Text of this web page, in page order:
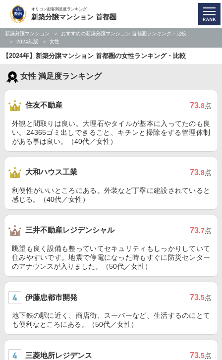
オリコン顧客満足度ランキング
新築分譲マンション 首都圏
新築分譲マンション
おすすめの新築分譲マンション 首都圏ランキング・比較
2024年版
女性
【2024年】新築分譲マンション 首都圏の女性ランキング・比較
女性 満足度ランキング
住友不動産 73.8点
外観と間取りは良い。大理石やタイルが基本に入ってたのも良
い。24365ゴミ出しできること、キチンと掃除をする管理体制
がある事は良い。（40代／女性）
大和ハウス工業 73.8点
利便性がいいところにある。外装など丁寧に建設されていると
感じる。（40代／女性）
三井不動産レジデンシャル 73.7点
眺望も良く設備も整っていてセキュリティもしっかりしていて
住みやすいです。地震で停電になった時もすぐに防災センター
のアナウンスが入りました。（50代／女性）
伊藤忠都市開発 73.5点
地下鉄の駅に近く、商店街、スーパーなど、生活するのにとて
も便利なところにある。（50代／女性）
三菱地所レジデンス 73.5点